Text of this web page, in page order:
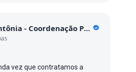
Maria Antônia - Coordenação POA
vez que contratamos a